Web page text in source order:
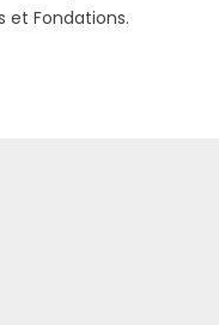
et Fondations.